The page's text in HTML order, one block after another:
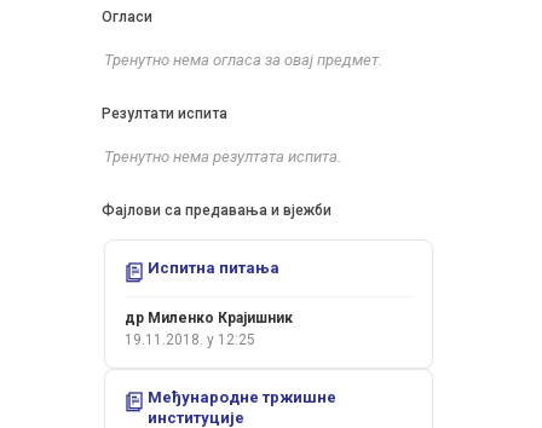
Огласи
Тренутно нема огласа за овај предмет.
Резултати испита
Тренутно нема резултата испита.
Фајлови са предавања и вјежби
Испитна питања
др Миленко Крајишник
19.11.2018. у 12:25
Међународне тржишне
институције